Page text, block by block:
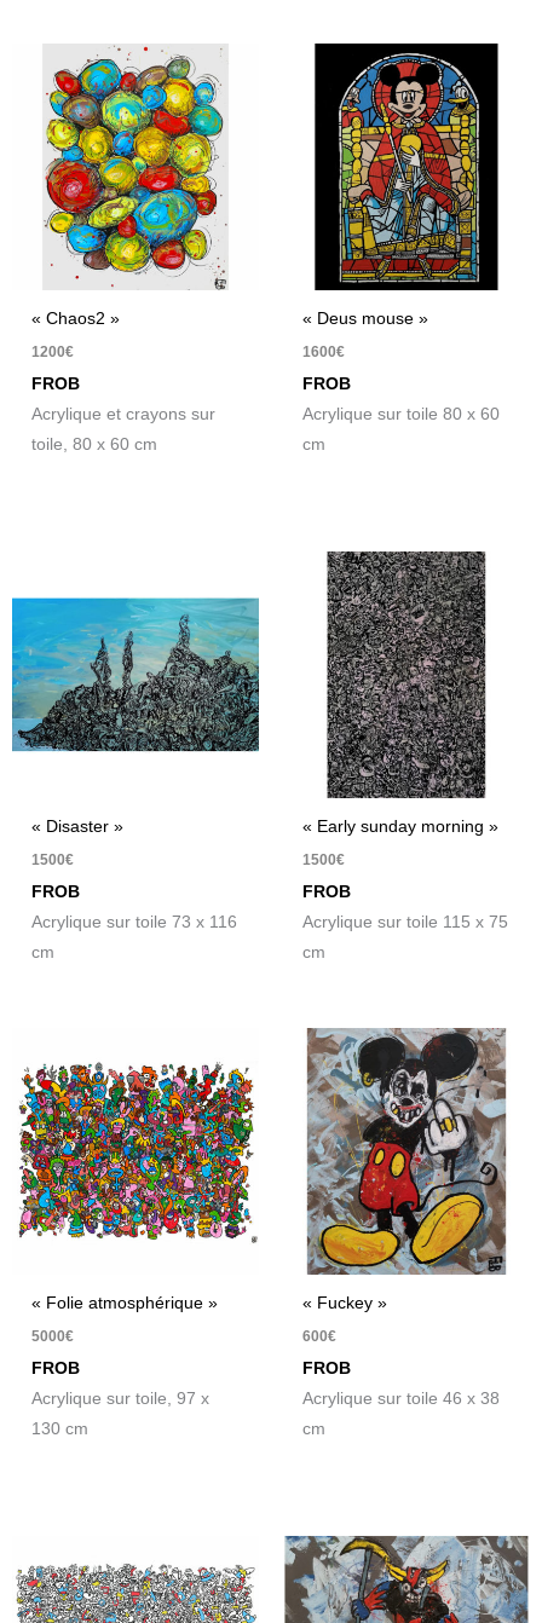
« Chaos2 »
1200€
FROB
Acrylique et crayons sur
toile, 80 x 60 cm
« Deus mouse »
1600€
FROB
Acrylique sur toile 80 x 60
cm
« Disaster »
1500€
FROB
Acrylique sur toile 73 x 116
cm
« Early sunday morning »
1500€
FROB
Acrylique sur toile 115 x 75
cm
« Folie atmosphérique »
5000€
FROB
Acrylique sur toile, 97 x
130 cm
« Fuckey »
600€
FROB
Acrylique sur toile 46 x 38
cm